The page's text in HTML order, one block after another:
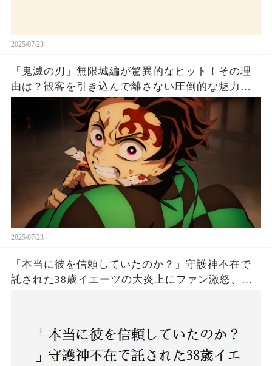
2025/07/23
「鬼滅の刃」無限城編が驚異的なヒット！その理
由は？観客を引き込んで離さない圧倒的な魅力と
2025/07/23
「本当に彼を信頼していたのか？」守護神不在で
託された38歳イエーツの大炎上にファン激怒、ド